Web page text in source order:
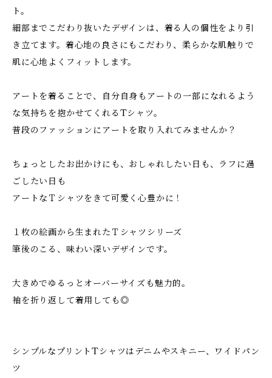
ト。
細部までこだわり抜いたデザインは、着る人の個性をより引
き立てます。着心地の良さにもこだわり、柔らかな肌触りで
肌に心地よくフィットします。
アートを着ることで、自分自身もアートの一部になれるよう
な気持ちを抱かせてくれるTシャツ。
普段のファッションにアートを取り入れてみませんか？
ちょっとしたお出かけにも、おしゃれしたい日も、ラフに過
ごしたい日も
アートなＴシャツをきて可愛く心豊かに！
１枚の絵画から生まれたＴシャツシリーズ
筆後のこる、味わい深いデザインです。
大きめでゆるっとオーバーサイズも魅力的。
袖を折り返して着用しても◎
シンプルなプリントTシャツはデニムやスキニー、ワイドパン
ツ